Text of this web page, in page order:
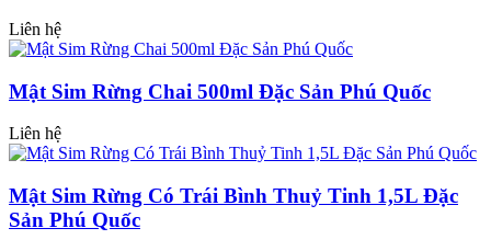
Liên hệ
Mật Sim Rừng Chai 500ml Đặc Sản Phú Quốc
Liên hệ
Mật Sim Rừng Có Trái Bình Thuỷ Tinh 1,5L Đặc
Sản Phú Quốc